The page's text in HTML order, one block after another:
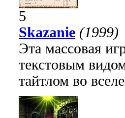
5
Skazanie (1999)
Эта массовая
текстовым
тайтлом во